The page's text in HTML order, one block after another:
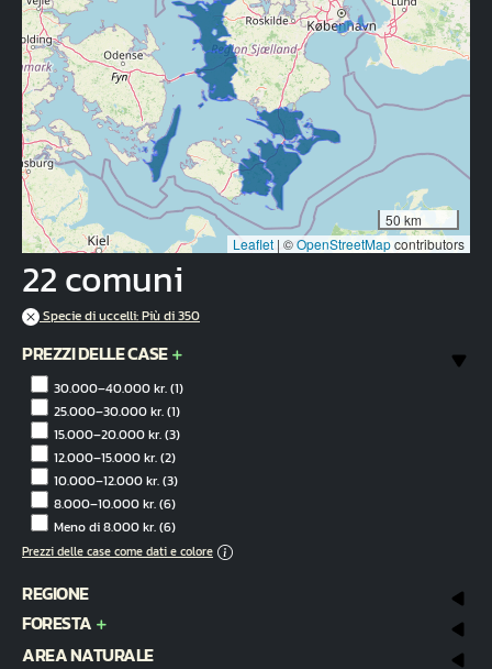
PREZZI DELLE CASE
30.000–40.000 kr.(1)
25.000–30.000 kr.(1)
15.000–20.000 kr.(3)
12.000–15.000 kr.(2)
10.000–12.000 kr.(3)
8.000–10.000 kr.(6)
Meno di 8.000 kr.(6)
Prezzi delle case come dati e colore
REGIONE
FORESTA
AREA NATURALE
50 km
Leaflet | ©OpenStreetMapcontributors
22 comuni
Specie di uccelli: Più di 350